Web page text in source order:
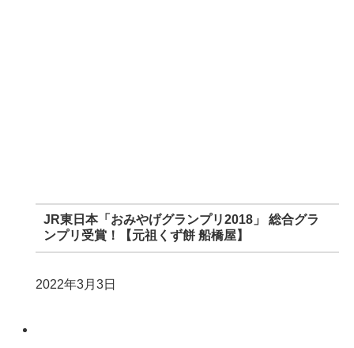
JR東日本「おみやげグランプリ2018」 総合グラ
ンプリ受賞！【元祖くず餅 船橋屋】
2022年3月3日